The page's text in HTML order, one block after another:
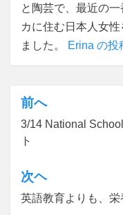
と陶芸で、最近の
カに住む日本人女
ました。
Erina の投
投
稿
ナ
ビ
ゲ
前へ
3/14 National
ト
次ヘ
英語教育よりも、栄